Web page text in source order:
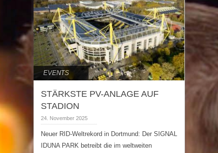
EVENTS
STÄRKSTE PV-ANLAGE AUF
STADION
24. November 2025
Neuer RID-Weltrekord in Dortmund: Der SIGNAL
IDUNA PARK betreibt die im weltweiten